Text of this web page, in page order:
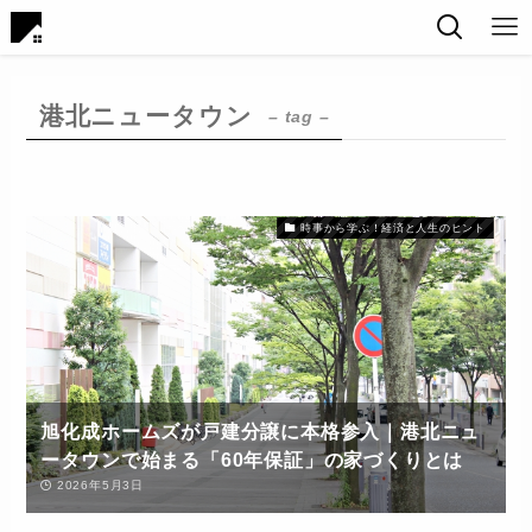
港北ニュータウン – tag –
時事から学ぶ！経済と人生のヒント
旭化成ホームズが戸建分譲に本格参入｜港北ニュ
ータウンで始まる「60年保証」の家づくりとは
2026年5月3日